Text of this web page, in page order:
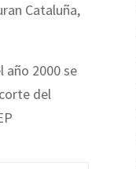
Cataluña,
año 2000 se
del